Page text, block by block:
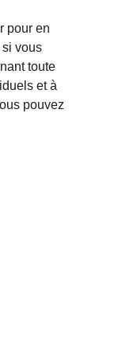
pour en
vous
toute
et à
pouvez